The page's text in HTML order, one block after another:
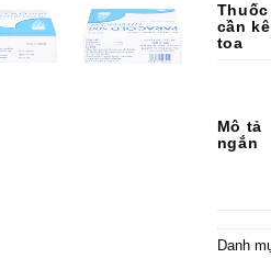
Thuốc
cần kê
toa
Mô tả
ngắn
Danh